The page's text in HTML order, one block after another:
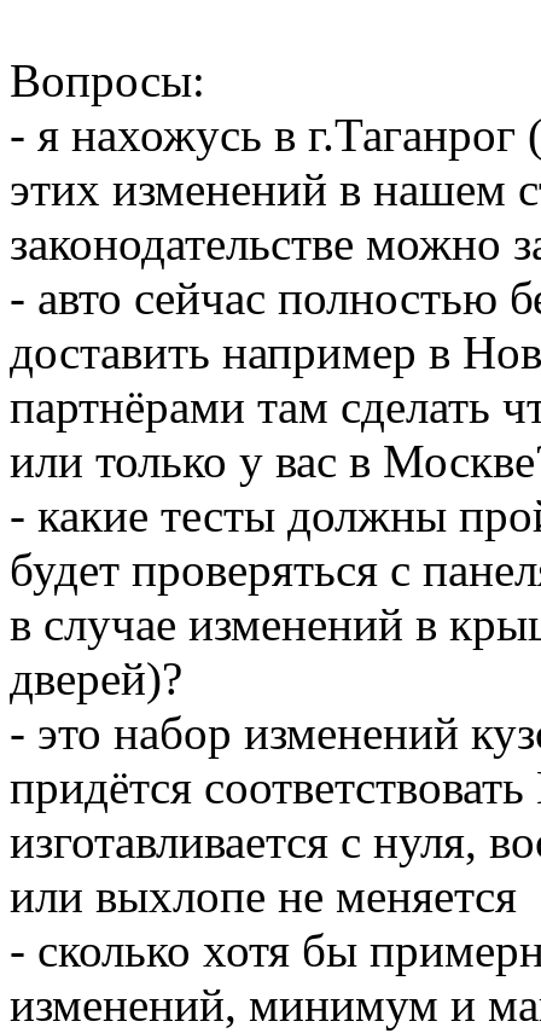
Вопросы:
- я нахожусь в г.Таганрог
этих изменений в нашем
законодательстве можно
- авто сейчас полностью
доставить например в
партнёрами там сделать
или только у вас в
- какие тесты должны
будет проверяться с
в случае изменений в
дверей)?
- это набор изменений
придётся
изготавливается с нуля,
или выхлопе не меняется
- сколько хотя бы
изменений, минимум и